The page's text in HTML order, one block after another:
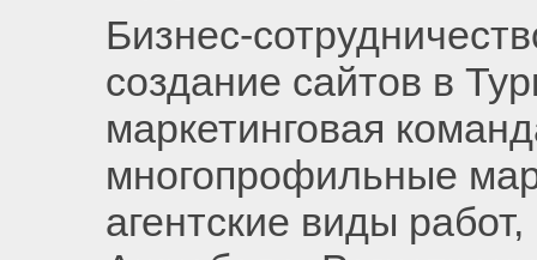
Бизнес-
создание сайтов в
маркетинговая
многопрофильные
агентские виды